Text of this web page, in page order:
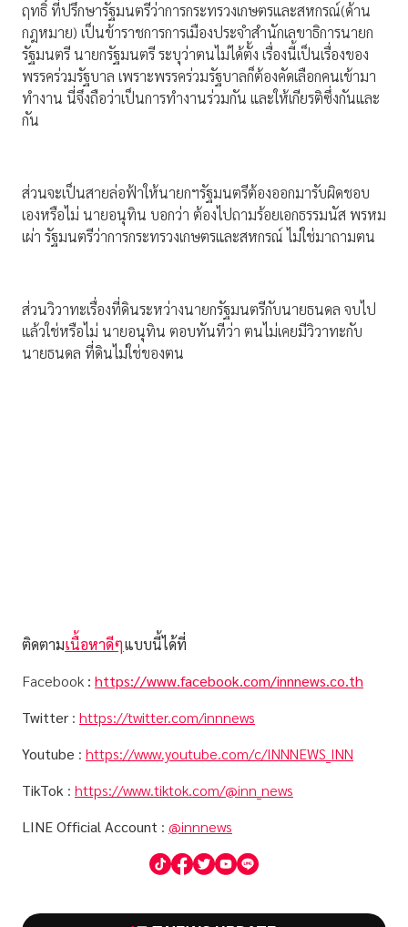
ฤทธิ์ ที่ปรึกษารัฐมนตรีว่าการกระทรวงเกษตรและสหกรณ์(ด้าน
กฎหมาย) เป็นข้าราชการการเมืองประจำสำนักเลขาธิการนายก
รัฐมนตรี นายกรัฐมนตรี ระบุว่าตนไม่ได้ตั้ง เรื่องนี้เป็นเรื่องของ
พรรคร่วมรัฐบาล เพราะพรรคร่วมรัฐบาลก็ต้องคัดเลือกคนเข้ามา
ทำงาน นี่จึงถือว่าเป็นการทำงานร่วมกัน และให้เกียรติซึ่งกันและ
กัน
ส่วนจะเป็นสายล่อฟ้าให้นายกฯรัฐมนตรีต้องออกมารับผิดชอบ
เองหรือไม่ นายอนุทิน บอกว่า ต้องไปถามร้อยเอกธรรมนัส พรหม
เผ่า รัฐมนตรีว่าการกระทรวงเกษตรและสหกรณ์ ไม่ใช่มาถามตน
ส่วนวิวาทะเรื่องที่ดินระหว่างนายกรัฐมนตรีกับนายธนดล จบไป
แล้วใช่หรือไม่ นายอนุทิน ตอบทันทีว่า ตนไม่เคยมีวิวาทะกับ
นายธนดล ที่ดินไม่ใช่ของตน
ติดตามเนื้อหาดีๆแบบนี้ได้ที่
Facebook : https://www.facebook.com/innnews.co.th
Twitter : https://twitter.com/innnews
Youtube : https://www.youtube.com/c/INNNEWS_INN
TikTok : https://www.tiktok.com/@inn_news
LINE Official Account : @innnews